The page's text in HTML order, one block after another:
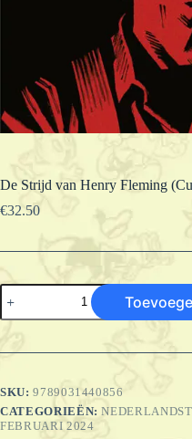
De Strijd van Henry Fleming
€32.50
De
Strijd
van
Henry
Fleming
SKU:9789031440856
CATEGORIEËN:
FEBRUARI 2024